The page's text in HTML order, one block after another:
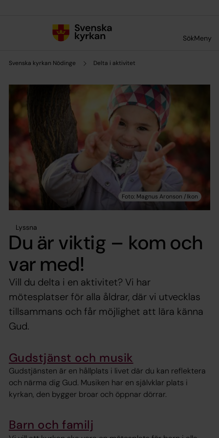
SökMeny
Svenska kyrkan Nödinge Delta i aktivitet
Lyssna
Du är viktig – kom och
var med!
Vill du delta i en aktivitet? Vi har
mötesplatser för alla åldrar, där vi utvecklas
tillsammans och får möjlighet att lära känna
Gud.
Gudstjänst och musik
Gudstjänsten är en hållplats i livet där du kan reflektera
och närma dig Gud. Musiken har en självklar plats i
kyrkan, den bygger broar och öppnar dörrar.
Barn och familj